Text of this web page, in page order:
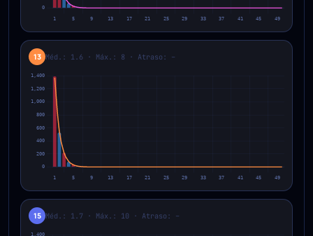
13 Méd.: 1.6 · Máx.: 8 · Atraso: –
15 Méd.: 1.7 · Máx.: 10 · Atraso: –